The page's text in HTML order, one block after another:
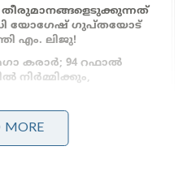
യോഗേഷ് ഗുപ്തയോട്
എം. ലിജു!
കരാർ; 94 റഫാൽ
നിർമ്മിക്കും,
കേസിനാസ്പദമായ
MORE